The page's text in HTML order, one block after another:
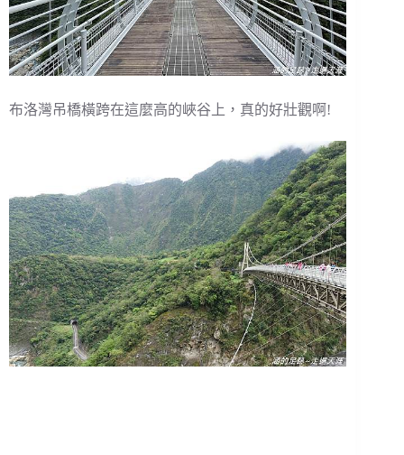
布洛灣吊橋橫跨在這麼高的峽谷上，真的好壯觀啊!